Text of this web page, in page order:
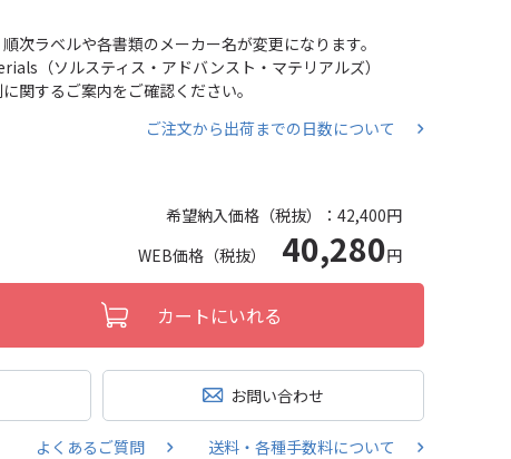
次ラベルや各書類のメーカー名が変更になります。
（ソルスティス・アドバンスト・マテリアルズ）
関するご案内をご確認ください。
ご注文から出荷までの日数について
希望納入価格（税抜）： 42,400円
WEB価格（税抜） 40,280円
カートにいれる
お問い合わせ
よくあるご質問 送料・各種手数料について